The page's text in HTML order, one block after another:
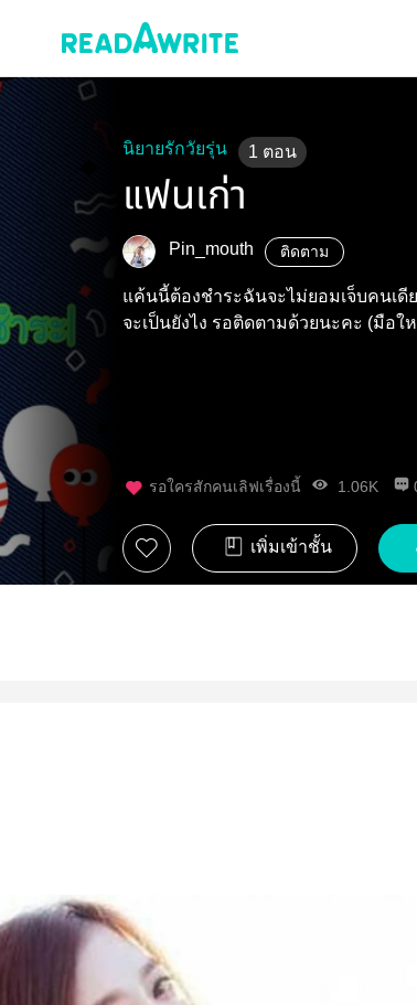
นิยายรักวัยรุ่น 1 ตอน
แฟนเก่า
Pin_mouth ติดตาม
แค้นนี้ต้องชำระฉันจะไม่ยอมเจ็บคนเ
จะเป็นยังไง รอติดตามด้วยนะคะ (มือใ
รอใครสักคนเลิฟเรื่องนี้ 1.06K
เพิ่มเข้าชั้น